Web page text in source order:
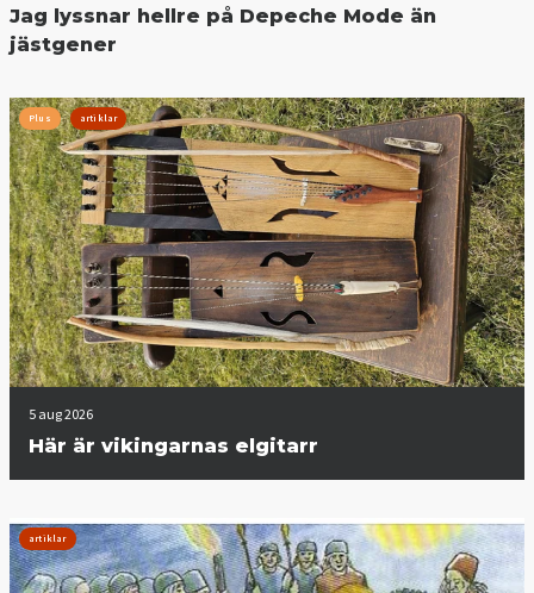
Jag lyssnar hellre på Depeche Mode än
jästgener
Plus artiklar
5 aug 2026
Här är vikingarnas elgitarr
artiklar